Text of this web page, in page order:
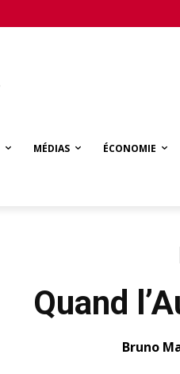
MÉDIAS ÉCONOMIE
Quand
Bruno